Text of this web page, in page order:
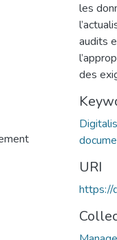
les
audits
des
URI
https://